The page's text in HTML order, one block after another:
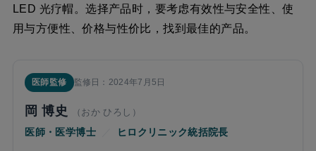
LED 光疗帽。选择产品时，要考虑有效性与安全性、使
用与方便性、价格与性价比，找到最佳的产品。
医師監修 監修日：2024年7月5日
岡 博史 （おか ひろし）
医師・医学博士 ヒロクリニック統括院長